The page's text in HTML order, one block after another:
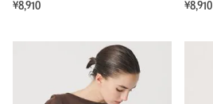
¥8,910
¥8,910